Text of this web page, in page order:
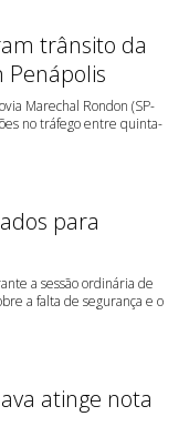
trânsito da
Penápolis
Marechal Rondon (SP-
no tráfego entre quinta-
para
a sessão ordinária de
a falta de segurança e o
atinge nota